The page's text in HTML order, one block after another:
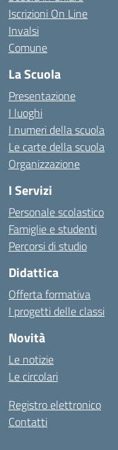
Iscrizioni On Line
Invalsi
Comune
La Scuola
Presentazione
I luoghi
I numeri della scuola
Le carte della scuola
Organizzazione
I Servizi
Personale scolastico
Famiglie e studenti
Percorsi di studio
Didattica
Offerta formativa
I progetti delle classi
Novità
Le notizie
Le circolari
Registro elettronico
Contatti